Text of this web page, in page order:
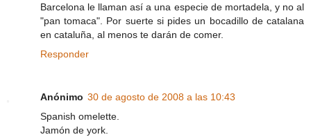
Barcelona le llaman así a una especie de mortadela, y no al
"pan tomaca". Por suerte si pides un bocadillo de catalana
en cataluña, al menos te darán de comer.
Responder
Anónimo 30 de agosto de 2008 a las 10:43
Spanish omelette.
Jamón de york.